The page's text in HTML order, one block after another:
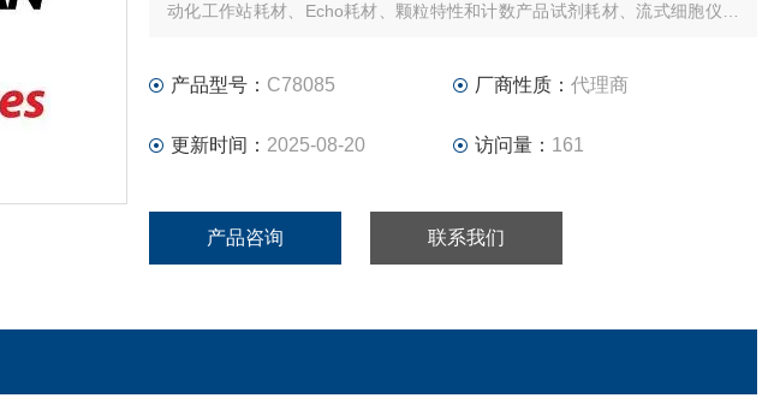
动化工作站耗材、Echo耗材、颗粒特性和计数产品试剂耗材、流式细胞仪试
产品型号： C78085 厂商性质： 代理商
更新时间： 2025-08-20 访问量： 161
产品咨询 联系我们